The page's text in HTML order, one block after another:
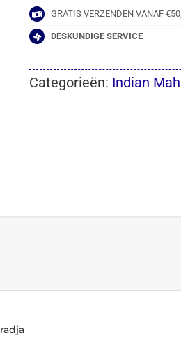
GRATIS VERZENDEN VANAF
DESKUNDIGE SERVICE
Categorieën: Indian